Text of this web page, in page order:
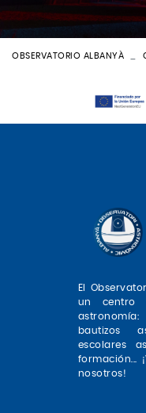
OBSERVATORIO ALBANYÀ
El
un centro
bautizos
escolares
formación...
nosotros!